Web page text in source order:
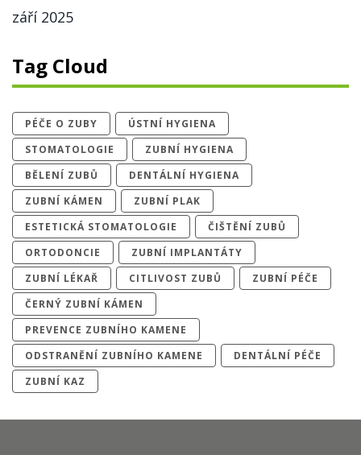
září 2025
Tag Cloud
PÉČE O ZUBY
ÚSTNÍ HYGIENA
STOMATOLOGIE
ZUBNÍ HYGIENA
BĚLENÍ ZUBŮ
DENTÁLNÍ HYGIENA
ZUBNÍ KÁMEN
ZUBNÍ PLAK
ESTETICKÁ STOMATOLOGIE
ČIŠTĚNÍ ZUBŮ
ORTODONCIE
ZUBNÍ IMPLANTÁTY
ZUBNÍ LÉKAŘ
CITLIVOST ZUBŮ
ZUBNÍ PÉČE
ČERNÝ ZUBNÍ KÁMEN
PREVENCE ZUBNÍHO KAMENE
ODSTRANĚNÍ ZUBNÍHO KAMENE
DENTÁLNÍ PÉČE
ZUBNÍ KAZ